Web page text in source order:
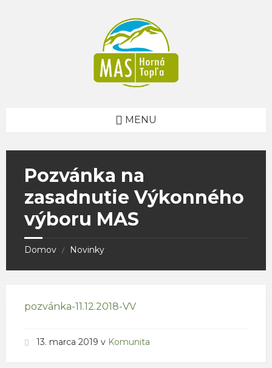
MENU
Pozvánka na
zasadnutie Výkonného
výboru MAS
Domov / Novinky
pozvánka-11.12.2018-VV
13. marca 2019 v Komunita